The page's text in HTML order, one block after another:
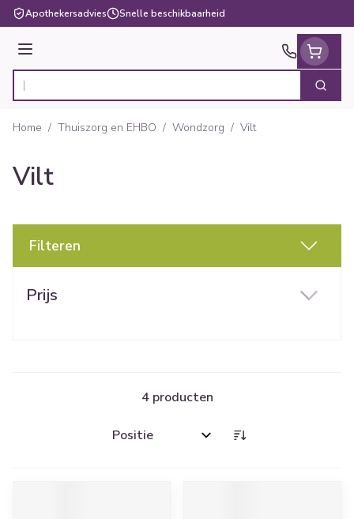
Ga naar de inhoud
Apothekersadvies Snelle beschikbaarheid
Menu
Product, merk, categorie... Zoek
Home / Thuiszorg en EHBO / Wondzorg / Vilt
Vilt
Filteren
Prijs
4producten
Sorteer op: